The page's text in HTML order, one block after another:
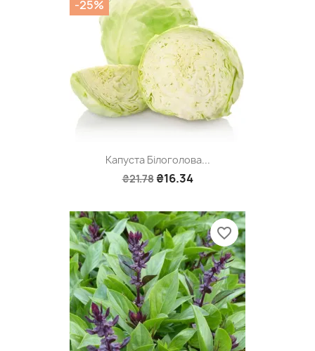
Капуста Білоголова...
₴21.78 ₴16.34
-25%
favorite_border